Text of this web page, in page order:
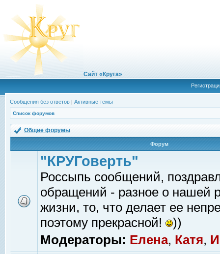
Сайт «Круга»
Сообщения без ответов | Активные темы
Список форумов
Общие форумы
Форум
"КРУГоверть"
Россыпь сообщений,
обращений - разное о нашей
жизни, то, что делает ее
поэтому прекрасной!
))
Модераторы: Елена, Катя,